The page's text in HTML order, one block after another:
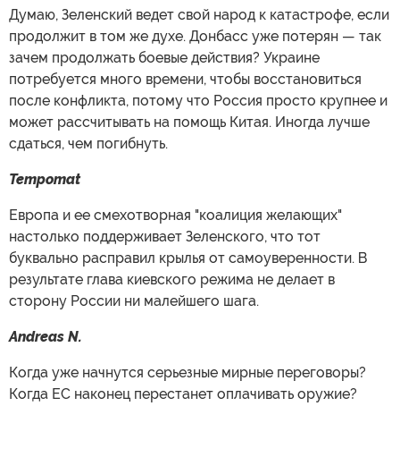
Думаю, Зеленский ведет свой народ к катастрофе, если
продолжит в том же духе. Донбасс уже потерян — так
зачем продолжать боевые действия? Украине
потребуется много времени, чтобы восстановиться
после конфликта, потому что Россия просто крупнее и
может рассчитывать на помощь Китая. Иногда лучше
сдаться, чем погибнуть.
Tempomat
Европа и ее смехотворная "коалиция желающих"
настолько поддерживает Зеленского, что тот
буквально расправил крылья от самоуверенности. В
результате глава киевского режима не делает в
сторону России ни малейшего шага.
Andreas N.
Когда уже начнутся серьезные мирные переговоры?
Когда ЕС наконец перестанет оплачивать оружие?